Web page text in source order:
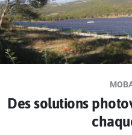
Des solutions